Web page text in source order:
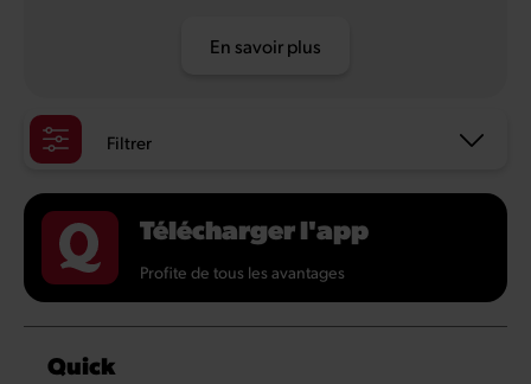
En savoir plus
Filtrer
Télécharger l'app
Profite de tous les avantages
Quick